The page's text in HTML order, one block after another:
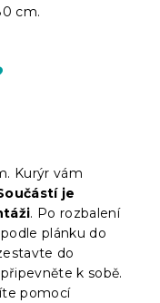
cm.
Kurýr vám
je
. Po rozbalení
plánku do
do
k sobě.
pomocí